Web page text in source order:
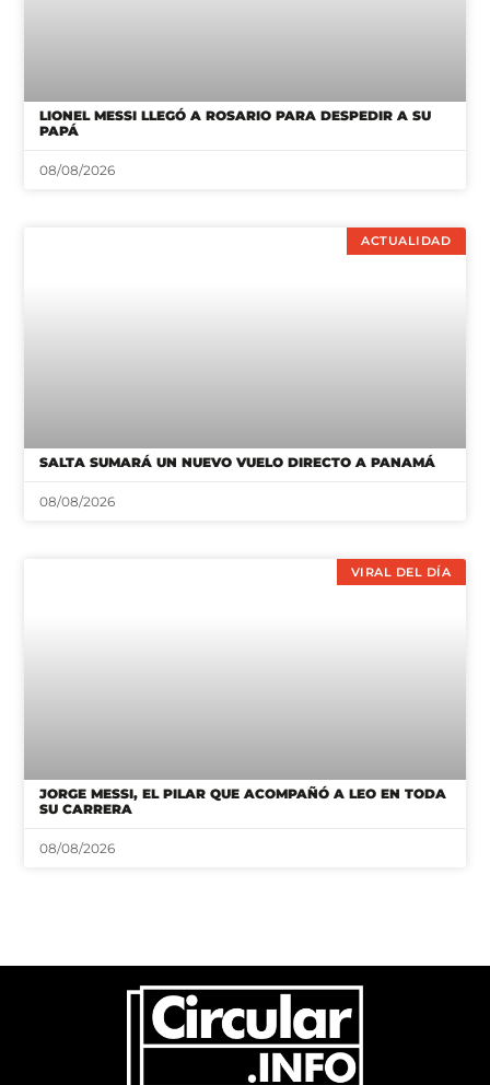
LIONEL MESSI LLEGÓ A ROSARIO PARA DESPEDIR A SU
PAPÁ
08/08/2026
ACTUALIDAD
SALTA SUMARÁ UN NUEVO VUELO DIRECTO A PANAMÁ
08/08/2026
VIRAL DEL DÍA
JORGE MESSI, EL PILAR QUE ACOMPAÑÓ A LEO EN TODA
SU CARRERA
08/08/2026